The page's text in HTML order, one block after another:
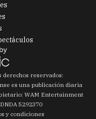
derechos reservados:
es una publicación diaria
WAM Entertainment
5292370
y condiciones